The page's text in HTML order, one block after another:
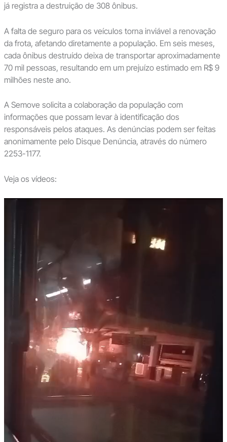
já registra a destruição de 308 ônibus.
A falta de seguro para os veículos torna inviável a renovação
da frota, afetando diretamente a população. Em seis meses,
cada ônibus destruído deixa de transportar aproximadamente
70 mil pessoas, resultando em um prejuízo estimado em R$ 9
milhões neste ano.
A Semove solicita a colaboração da população com
informações que possam levar à identificação dos
responsáveis pelos ataques. As denúncias podem ser feitas
anonimamente pelo Disque Denúncia, através do número
2253-1177.
Veja os vídeos: